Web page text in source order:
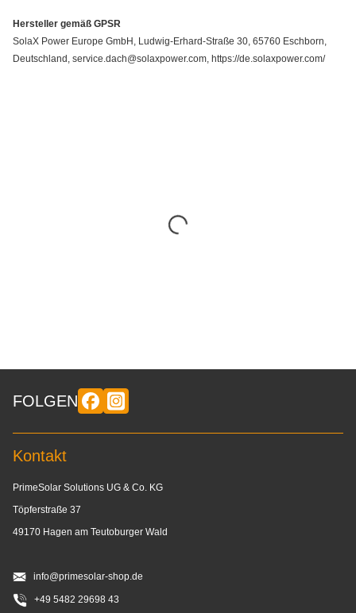
Hersteller gemäß GPSR
SolaX Power Europe GmbH, Ludwig-Erhard-Straße 30, 65760 Eschborn,
Deutschland, service.dach@solaxpower.com, https://de.solaxpower.com/
FOLGEN
Kontakt
PrimeSolar Solutions UG & Co. KG
Töpferstraße 37
49170 Hagen am Teutoburger Wald
info@primesolar-shop.de
+49 5482 29698 43